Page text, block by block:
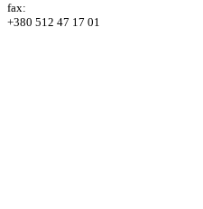
fax:
+380 512 47 17 01